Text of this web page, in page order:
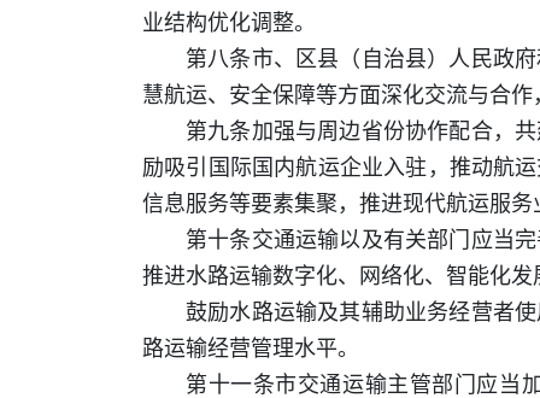
业结构优化调整。
第八条市、区县（自治县）人民政
慧航运、安全保障等方面深化交流与合
第九条加强与周边省份协作配合，
励吸引国际国内航运企业入驻，推动航
信息服务等要素集聚，推进现代航运服
第十条交通运输以及有关部门应当
推进水路运输数字化、网络化、智能化发
鼓励水路运输及其辅助业务经营者
路运输经营管理水平。
第十一条市交通运输主管部门应当